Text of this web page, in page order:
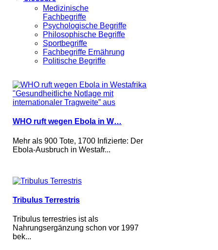
Medizinische
Fachbegriffe
Psychologische Begriffe
Philosophische Begriffe
Sportbegriffe
Fachbegriffe Ernährung
Politische Begriffe
WHO ruft wegen Ebola in W…
Mehr als 900 Tote, 1700 Infizierte: Der
Ebola-Ausbruch in Westafr...
Tribulus Terrestris
Tribulus terrestries ist als
Nahrungsergänzung schon vor 1997
bek...